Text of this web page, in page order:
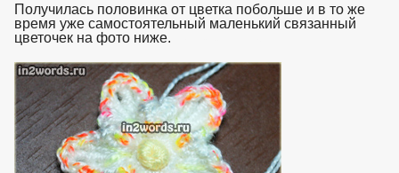
Получилась половинка от цветка побольше и в то же
время уже самостоятельный маленький связанный
цветочек на фото ниже.